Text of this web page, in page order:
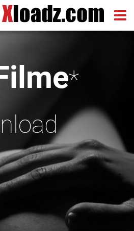
*